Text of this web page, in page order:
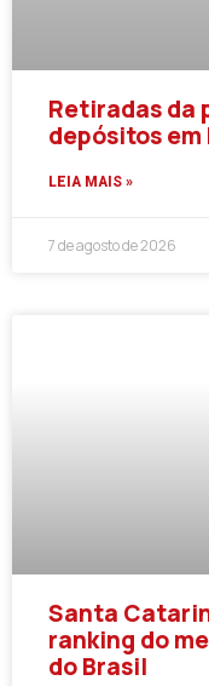
Retiradas da
depósitos em
LEIA MAIS »
7 de agosto de 2026
Santa
ranking do
do Brasil